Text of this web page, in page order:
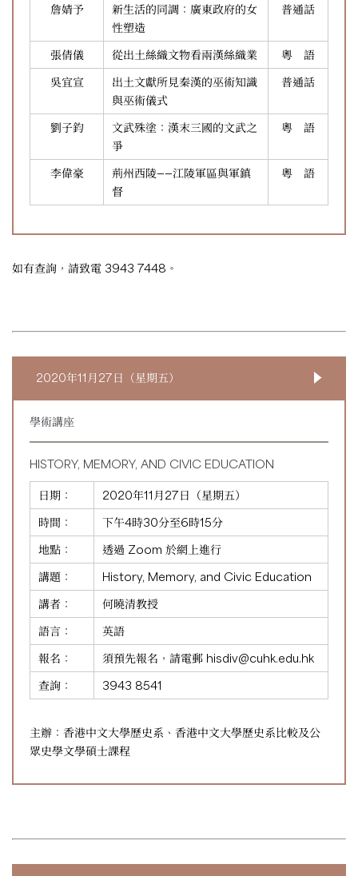
詹婧予
新生活的同調：廣東政府的女
性塑造
普通話
張倩儀 從出土絲織文物看兩漢絲織業
粵 語
吳宜宣
出土文獻所見秦漢的巫術知識
與巫術儀式
普通話
劉子鈞
文武殊塗：漢末三國的文武之
爭
粵 語
李偉豪
荊州西陵——江陵軍區與軍鎮
督
粵 語
如有查詢，請致電 3943 7448。
2020年11月27日（星期五）
學術講座
HISTORY, MEMORY, AND CIVIC EDUCATION
日期：
2020年11月27日（星期五）
時間：
下午4時30分至6時15分
地點：
透過 Zoom 於網上進行
講題：
History, Memory, and Civic Education
講者：
何曉清教授
語言：
英語
報名：
須預先報名，請電郵 hisdiv@cuhk.edu.hk
查詢：
3943 8541
主辦：香港中文大學歷史系、香港中文大學歷史系比較及公
眾史學文學碩士課程